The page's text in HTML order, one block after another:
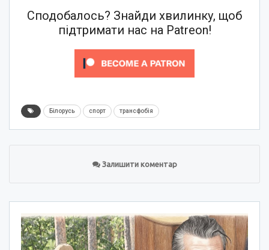
Сподобалось? Знайди хвилинку, щоб
підтримати нас на Patreon!
Білорусь спорт трансфобія
Залишити коментар